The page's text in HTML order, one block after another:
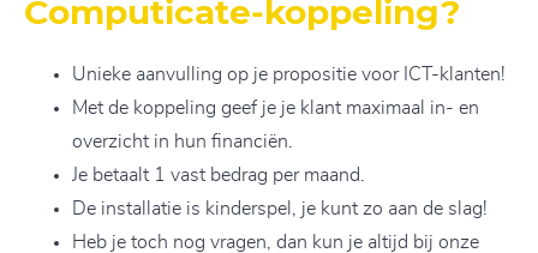
Computicate-koppeling?
Unieke aanvulling op je propositie voor ICT-klanten!
Met de koppeling geef je je klant maximaal in- en
overzicht in hun financiën.
Je betaalt 1 vast bedrag per maand.
De installatie is kinderspel, je kunt zo aan de slag!
Heb je toch nog vragen, dan kun je altijd bij onze